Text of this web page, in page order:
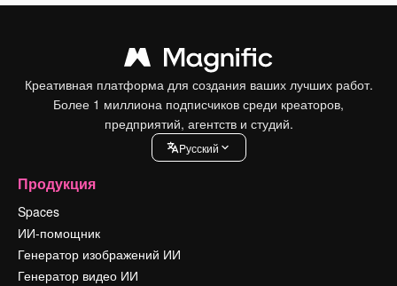
Креативная платформа для создания ваших лучших работ.
Более 1 миллиона подписчиков среди креаторов,
предприятий, агентств и студий.
Pусский
Продукция
Spaces
ИИ-помощник
Генератор изображений ИИ
Генератор видео ИИ